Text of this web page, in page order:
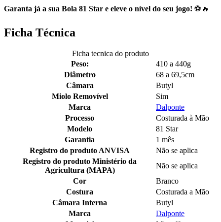
Garanta já a sua Bola 81 Star e eleve o nível do seu jogo! ⚽🔥
Ficha Técnica
Ficha tecnica do produto
Peso:
410 a 440g
Diâmetro
68 a 69,5cm
Câmara
Butyl
Miolo Removível
Sim
Marca
Dalponte
Processo
Costurada à Mão
Modelo
81 Star
Garantia
1 mês
Registro do produto ANVISA
Não se aplica
Registro do produto Ministério da
Agricultura (MAPA)
Não se aplica
Cor
Branco
Costura
Costurada a Mão
Câmara Interna
Butyl
Marca
Dalponte